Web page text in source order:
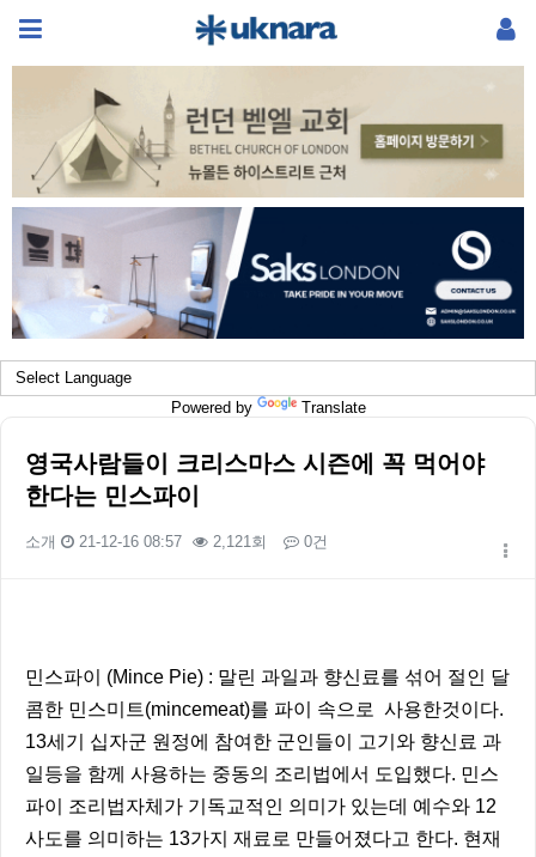
Powered by Translate
영국사람들이 크리스마스 시즌에 꼭 먹어야
한다는 민스파이
소개 21-12-16 08:57 2,121회 0건
민스파이 (Mince Pie) : 말린 과일과 향신료를 섞어 절인 달
콤한 민스미트(mincemeat)를 파이 속으로 사용한것이다.
13세기 십자군 원정에 참여한 군인들이 고기와 향신료 과
일등을 함께 사용하는 중동의 조리법에서 도입했다. 민스
파이 조리법자체가 기독교적인 의미가 있는데 예수와 12
사도를 의미하는 13가지 재료로 만들어졌다고 한다. 현재